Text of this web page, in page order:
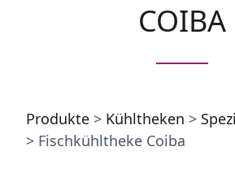
COIBA
Produkte > Kühltheken >
> Fischkühltheke Coiba